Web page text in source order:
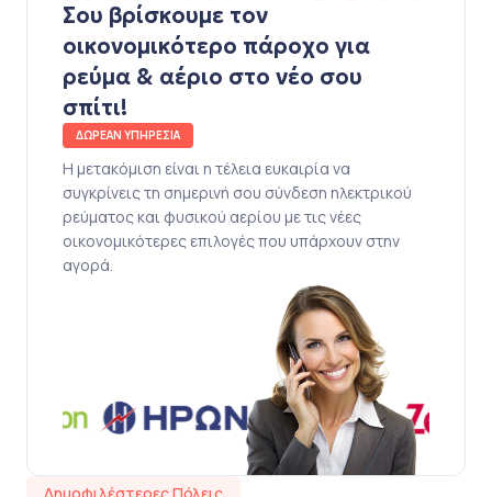
Σου βρίσκουμε τον
οικονομικότερο πάροχο για
ρεύμα & αέριο στο νέο σου
σπίτι!
ΔΩΡΕΑΝ ΥΠΗΡΕΣΙΑ
Η μετακόμιση είναι η τέλεια ευκαιρία να
συγκρίνεις τη σημερινή σου σύνδεση ηλεκτρικού
ρεύματος και φυσικού αερίου με τις νέες
οικονομικότερες επιλογές που υπάρχουν στην
αγορά.